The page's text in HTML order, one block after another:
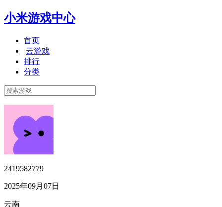
小米游戏中心
首页
云游戏
排行
分类
2419582779
2025年09月07日
云南